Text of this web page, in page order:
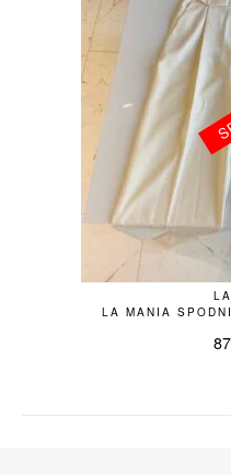
LA MANIA